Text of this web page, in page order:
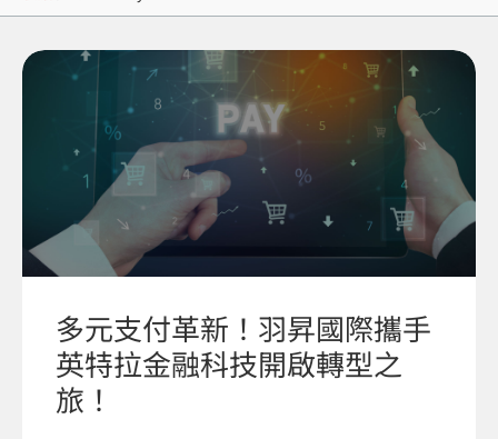
多元支付革新！羽昇國際攜手
英特拉金融科技開啟轉型之
旅！